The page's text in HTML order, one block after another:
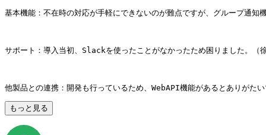
基本機能：不在時の対応が手軽にできないのが難点ですが、グループ通知
サポート：導入当初、Slackを使ったことがなかったため困りました。（
他製品との連携：開発も行っているため、WebAPI機能があるとありがた
もっと見る